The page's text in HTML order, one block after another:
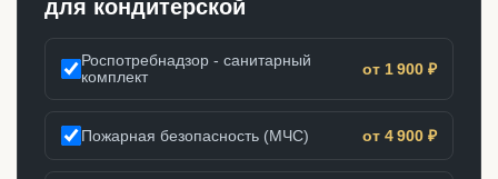
для кондитерской
Роспотребнадзор - санитарный
комплект
от 1 900 ₽
Пожарная безопасность (МЧС) от 4 900 ₽